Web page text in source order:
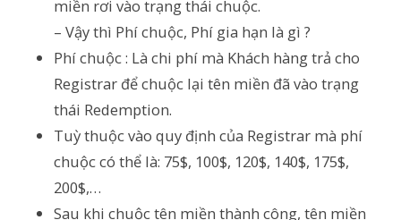
miền rơi vào trạng thái chuộc.
– Vậy thì Phí chuộc, Phí gia hạn là gì ?
Phí chuộc : Là chi phí mà Khách hàng trả cho
Registrar để chuộc lại tên miền đã vào trạng
thái Redemption.
Tuỳ thuộc vào quy định của Registrar mà phí
chuộc có thể là: 75$, 100$, 120$, 140$, 175$,
200$,…
Sau khi chuộc tên miền thành công, tên miền